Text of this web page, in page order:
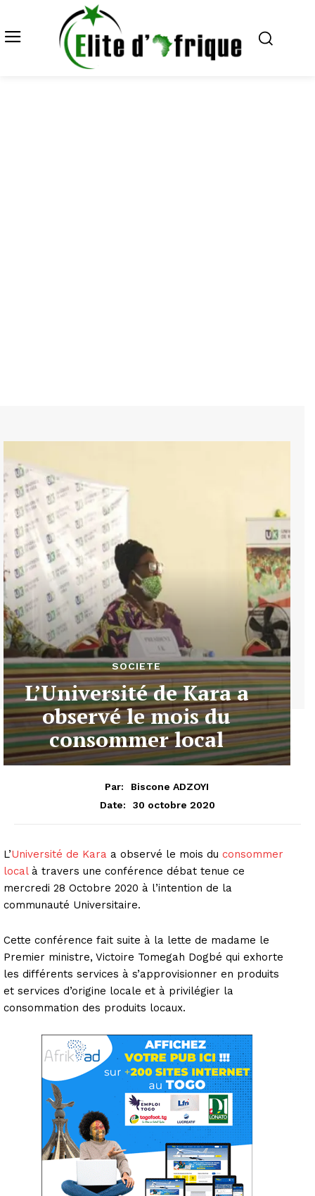
SOCIETE
L’Université de Kara a
observé le mois du
consommer local
Par:
Biscone ADZOYI
Date:
30 octobre 2020
L’Université de Kara a observé le mois du consommer
local à travers une conférence débat tenue ce
mercredi 28 Octobre 2020 à l’intention de la
communauté Universitaire.
Cette conférence fait suite à la lette de madame le
Premier ministre, Victoire Tomegah Dogbé qui exhorte
les différents services à s’approvisionner en produits
et services d’origine locale et à privilégier la
consommation des produits locaux.